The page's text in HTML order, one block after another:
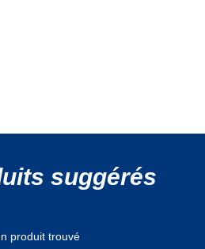
suggérés
produit trouvé